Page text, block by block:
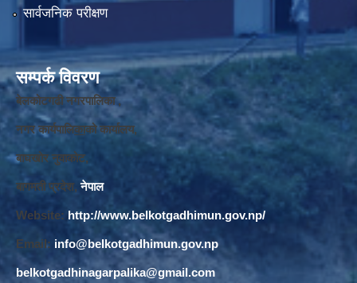
सार्वजनिक परीक्षण
सम्पर्क विवरण
बेलकोटगढी नगरपालिका ,
नगर कार्यपालिकाको कार्यालय,
बाघखोर नुवाकोट,
बागमती प्रदेश, नेपाल
Website: http://www.belkotgadhimun.gov.np/
Email: info@belkotgadhimun.gov.np
belkotgadhinagarpalika@gmail.com